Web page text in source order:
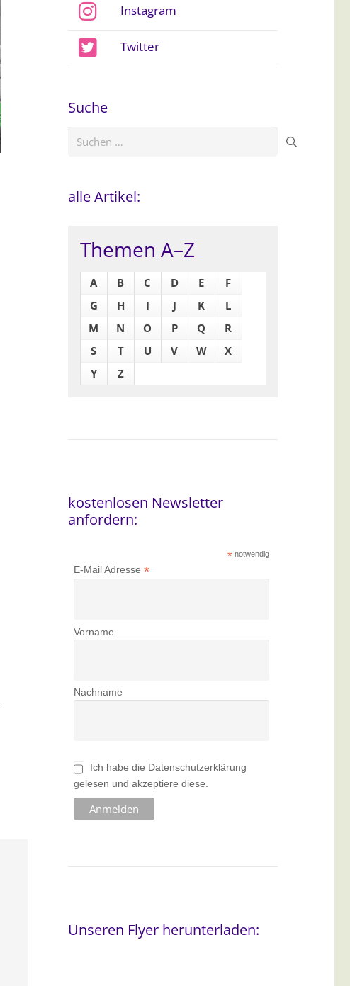
Instagram
Twitter
Suche
Suchen
alle Artikel:
Themen A–Z
A B C D E
F
G
H I J K
L
M
N O P Q
R
S
T U V W
X
Y
Z
kostenlosen Newsletter
anfordern:
* notwendig
E-Mail Adresse*
Vorname
Nachname
Ich habe die Datenschutzerklärung
gelesen und akzeptiere diese.
Unseren Flyer herunterladen: